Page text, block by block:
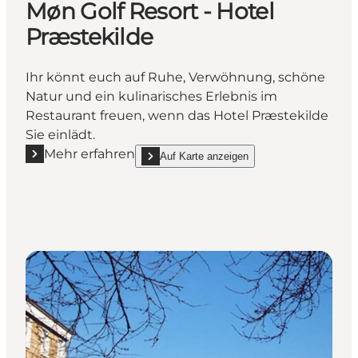
Møn Golf Resort - Hotel
Præstekilde
Ihr könnt euch auf Ruhe, Verwöhnung, schöne
Natur und ein kulinarisches Erlebnis im
Restaurant freuen, wenn das Hotel Præstekilde
Sie einlädt.
Mehr erfahren
Mehr erfahren "Møn Golf Resort - Hotel Præstekilde"
Auf Karte anzeigen
show Møn Golf Resort - Hotel Præstekilde